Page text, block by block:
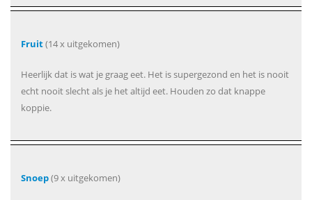
Fruit(14 x uitgekomen)
Heerlijk dat is wat je graag eet. Het is supergezond en het is nooit
echt nooit slecht als je het altijd eet. Houden zo dat knappe
koppie.
Snoep(9 x uitgekomen)